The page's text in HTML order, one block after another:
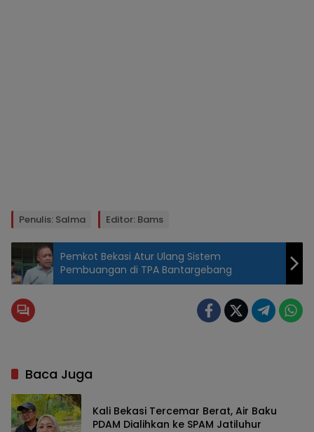
Penulis: Salma Editor: Bams
Pemkot Bekasi Atur Ulang Sistem
Pembuangan di TPA Bantargebang
Baca Juga
Kali Bekasi Tercemar Berat, Air Baku
PDAM Dialihkan ke SPAM Jatiluhur